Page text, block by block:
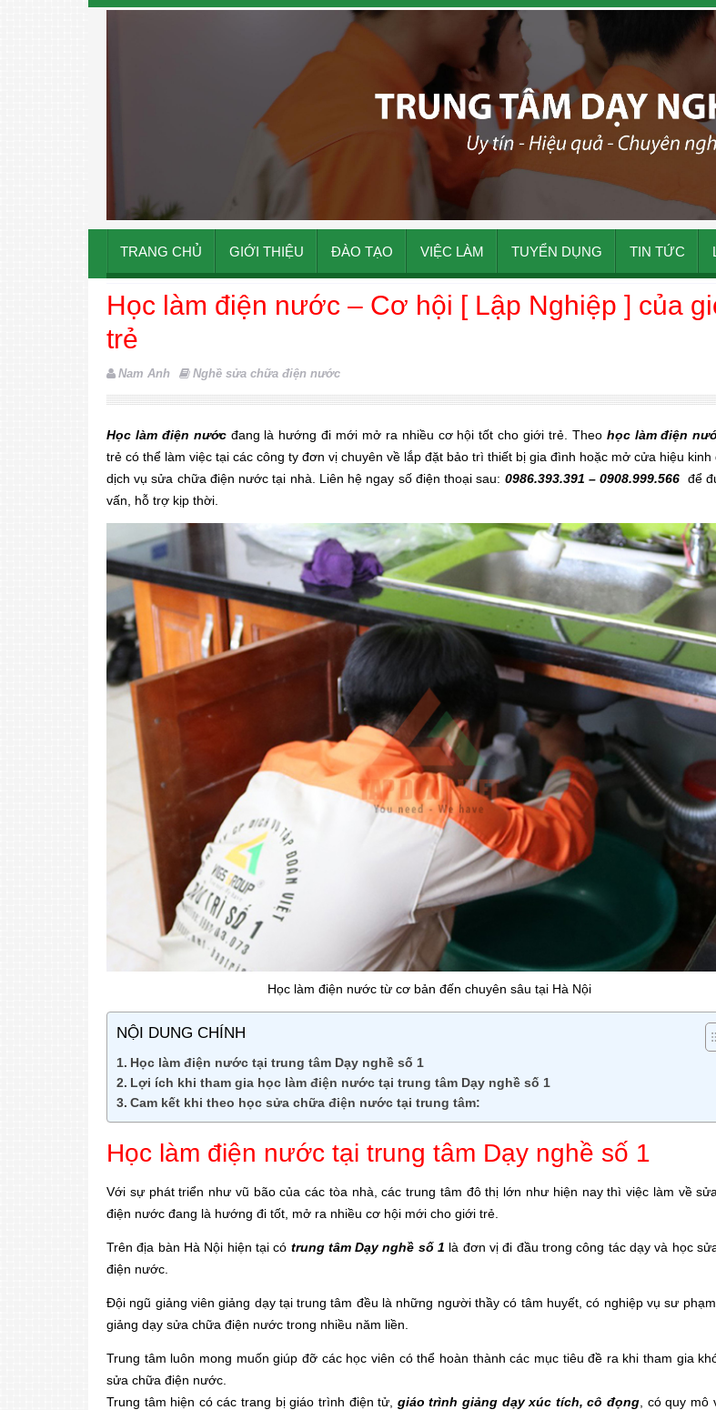
TRANG CHỦ GIỚI THIỆU ĐÀO TẠO VIỆC LÀM TUYỂN DỤNG TIN TỨC
Học làm điện nước – Cơ hội [ Lập Nghiệp ] của
trẻ
Nam Anh Nghề sửa chữa điện nước
Học làm điện nướcđang là hướng đi mới mở ra nhiều cơ hội tốt cho giới trẻ. Theo học làm điện
trẻ có thể làm việc tại các công ty đơn vị chuyên về lắp đặt bảo trì thiết bị gia đình hoặc mở cửa hiệu kinh
dịch vụ sửa chữa điện nước tại nhà. Liên hệ ngay số điện thoại sau: 0986.393.391 – 0908.999.566 để
vấn, hỗ trợ kịp thời.
Học làm điện nước từ cơ bản đến chuyên sâu tại Hà Nội
NỘI DUNG CHÍNH
Học làm điện nước tại trung tâm Dạy nghề số 1
Lợi ích khi tham gia học làm điện nước tại trung tâm Dạy nghề số 1
Cam kết khi theo học sửa chữa điện nước tại trung tâm:
Học làm điện nước tại trung tâm Dạy nghề số 1
Với sự phát triển như vũ bão của các tòa nhà, các trung tâm đô thị lớn như hiện nay thì việc làm về
điện nước đang là hướng đi tốt, mở ra nhiều cơ hội mới cho giới trẻ.
Trên địa bàn Hà Nội hiện tại có trung tâm Dạy nghề số 1 là đơn vị đi đầu trong công tác dạy và học
điện nước.
Đội ngũ giảng viên giảng dạy tại trung tâm đều là những người thầy có tâm huyết, có nghiệp vụ sư
giảng dạy sửa chữa điện nước trong nhiều năm liền.
Trung tâm luôn mong muốn giúp đỡ các học viên có thể hoàn thành các mục tiêu đề ra khi tham gia
sửa chữa điện nước.
Trung tâm hiện có các trang bị giáo trình điện tử, giáo trình giảng dạy xúc tích, cô đọng , có quy mô